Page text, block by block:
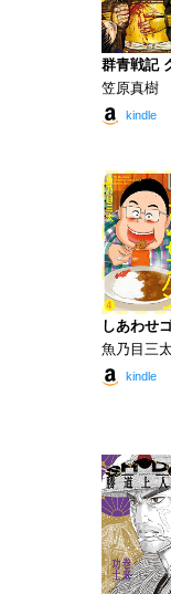
群青戦記
笠原真樹
kindle
しあわせ
魚乃目三
kindle